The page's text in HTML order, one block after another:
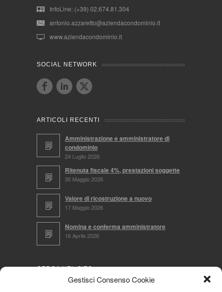
Gestisci Consenso Cookie
InfoLine: (+39) 02.674.81.304
antonio.azzaretto@aziendacondominio.it
www.aziendacondominio.it
SOCIAL NETWORK
ARTICOLI RECENTI
Amministrazione e amministratore di
condominio
24 Luglio 2026
Ritenuta fiscale 4%, prestazioni soggette
30 Maggio 2026
Valore di ricostruzione a nuovo
17 Maggio 2026
Nomina e conferma amministratore
16 Aprile 2026
CERCA NEL SITO